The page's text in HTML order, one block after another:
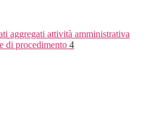
aggregati attività amministrativa
di procedimento 4